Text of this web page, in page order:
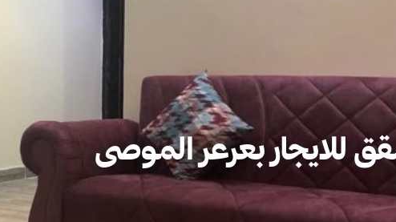
شقق للايجار بعرعر الموصى